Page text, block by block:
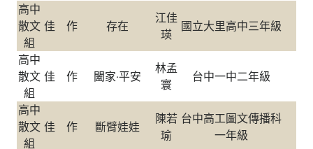
高中
散文
組
佳 作 存在
江佳
瑛
國立大里高中三年級
高中
散文
組
佳 作 闔家‧平安
林孟
寰
台中一中二年級
高中
散文
組
佳 作 斷臂娃娃
陳若
瑜
台中高工圖文傳播科
一年級